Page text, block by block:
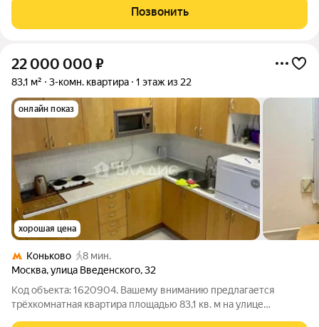
-Дом после капремонта в 2024 г. -Тихий двор с обеих сторон
утопает в зелени,
Позвонить
22 000 000 ₽
83,1 м² 3-комн. квартира 1 этаж из 22
онлайн показ
хорошая цена
Коньково
8 мин.
Москва,улица Введенского,32
Код объекта: 1620904. Вашему вниманию предлагается
трёхкомнатная квартира площадью 83,1 кв. м на улице